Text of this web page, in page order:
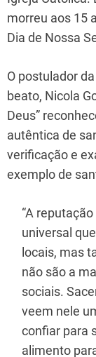
morreu aos 15
Dia de Nossa
O postulador
beato, Nicola
Deus”
autêntica de
verificação e
exemplo de
“A
universal
locais, mas
não são a
sociais.
veem nele
confiar para
alimento